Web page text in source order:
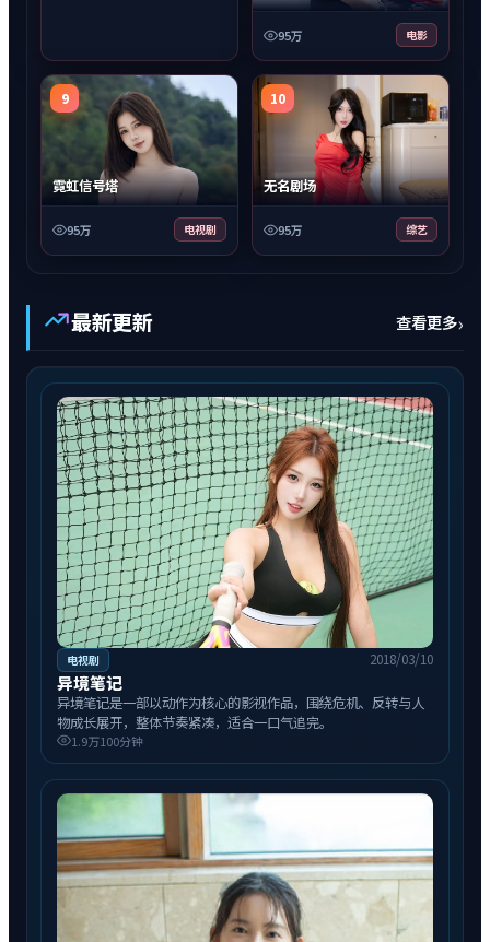
95万 电影
9
霓虹信号塔
95万 电视剧
10
无名剧场
95万 综艺
最新更新 查看更多›
电视剧 2018/03/10
异境笔记
异境笔记是一部以动作为核心的影视作品，围绕危机、反转与人
物成长展开，整体节奏紧凑，适合一口气追完。
1.9万100分钟